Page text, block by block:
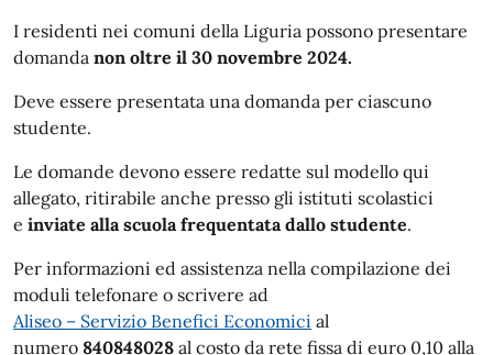
I residenti nei comuni della Liguria possono presentare
domanda non oltre il 30 novembre 2024.
Deve essere presentata una domanda per ciascuno
studente.
Le domande devono essere redatte sul modello qui
allegato, ritirabile anche presso gli istituti scolastici
e inviate alla scuola frequentata dallo studente.
Per informazioni ed assistenza nella compilazione dei
moduli telefonare o scrivere ad
Aliseo – Servizio Benefici Economici al
numero 840848028 al costo da rete fissa di euro 0,10 alla